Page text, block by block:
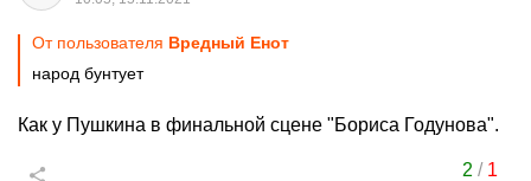
От пользователя Вредный Енот
народ бунтует
Как у Пушкина в финальной сцене "Бориса Годунова".
2 / 1